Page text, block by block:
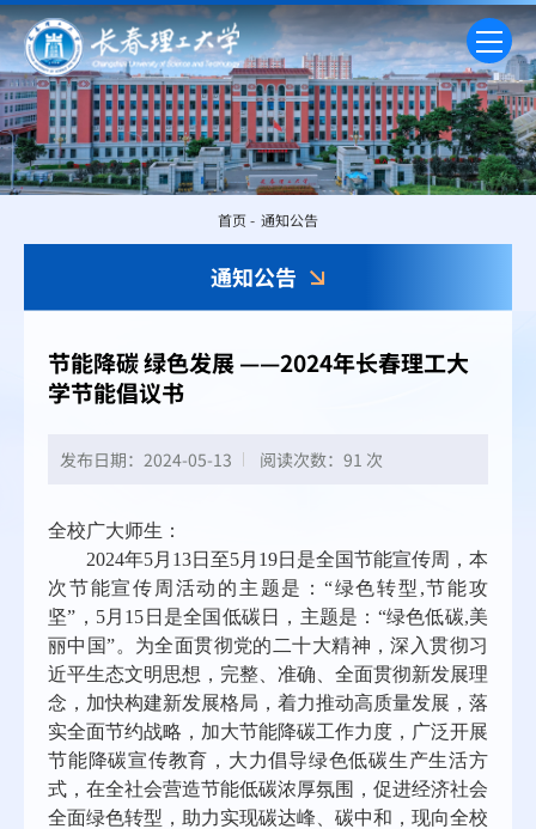
通知公告
首页 - 通知公告
节能降碳 绿色发展 ——2024年长春理工大
学节能倡议书
发布日期：2024-05-13 阅读次数： 91 次
全校广大师生：
2024年5月13日至5月19日是全国节能宣传周，本
次节能宣传周活动的主题是：“绿色转型,节能攻
坚”，5月15日是全国低碳日，主题是：“绿色低碳,美
丽中国”。为全面贯彻党的二十大精神，深入贯彻习
近平生态文明思想，完整、准确、全面贯彻新发展理
念，加快构建新发展格局，着力推动高质量发展，落
实全面节约战略，加大节能降碳工作力度，广泛开展
节能降碳宣传教育，大力倡导绿色低碳生产生活方
式，在全社会营造节能低碳浓厚氛围，促进经济社会
全面绿色转型，助力实现碳达峰、碳中和，现向全校